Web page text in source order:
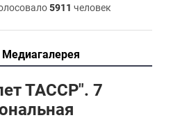
5911 человек
Медиагалерея
ТАССР". 7